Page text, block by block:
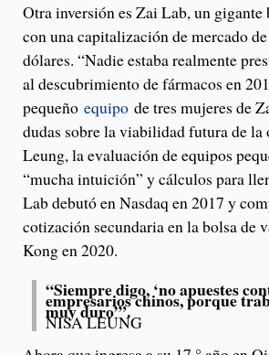
Otra inversión es Zai Lab, un
con una capitalización de mercado
dólares. “Nadie estaba realmente
al descubrimiento de fármacos en
pequeño equipo de tres mujeres de
dudas sobre la viabilidad futura de la
Leung, la evaluación de equipos
“mucha intuición” y cálculos para
Lab debutó en Nasdaq en 2017 y
cotización secundaria en la bolsa de
Kong en 2020.
“Siempre digo, ‘no apuestes
empresarios chinos, porque
muy duro’”.
NISA LEUNG